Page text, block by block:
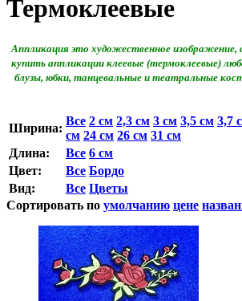
Термоклеевые
Аппликация это художественное
купить аппликации клеевые (термоклеевые)
блузы, юбки, танцевальные и театральные
Ширина:
Все 2 см 2,3 см 3 см 3,5 см 3,7
см 24 см 26 см 31 см
Длина:
Все 6 см
Цвет:
Все Бордо
Вид:
Все Цветы
Сортировать по умолчанию цене